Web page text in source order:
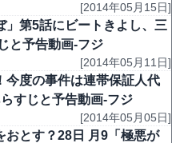
[2014年05月15日]
」第5話にビートきよし、三
と予告動画‐フジ
[2014年05月11日]
今度の事件は連帯保証人代
すじと予告動画‐フジ
[2014年05月05日]
おとす？28日 月9「極悪が